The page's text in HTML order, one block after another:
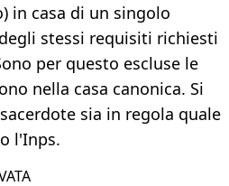
in casa di un singolo
stessi requisiti richiesti
per questo escluse le
nella casa canonica. Si
sia in regola quale
l'Inps.